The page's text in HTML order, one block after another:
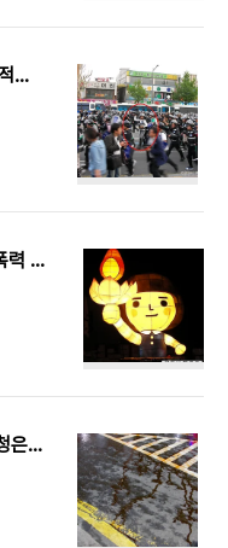
경찰의 진압방식 문제있다 - 해산이 목적인가, 검거가 목적인가?
오늘 촛불은 평화 촛불이어야 한다 - 폭력 시위를 선동하지 말라
색소 물대포 성분 물은지 1주일 - 경찰청은 묵묵부답